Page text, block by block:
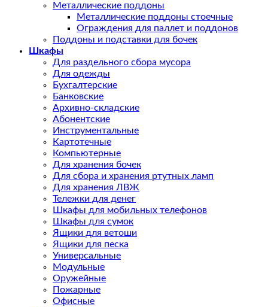
Металлические поддоны
Металлические поддоны стоечные
Ограждения для паллет и поддонов
Поддоны и подставки для бочек
Шкафы
Для раздельного сбора мусора
Для одежды
Бухгалтерские
Банковские
Архивно-складские
Абонентские
Инструментальные
Картотечные
Компьютерные
Для хранения бочек
Для сбора и хранения ртутных ламп
Для хранения ЛВЖ
Тележки для денег
Шкафы для мобильных телефонов
Шкафы для сумок
Ящики для ветоши
Ящики для песка
Универсальные
Модульные
Оружейные
Пожарные
Офисные